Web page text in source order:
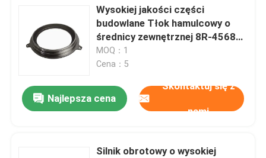
Wysokiej jakości części
budowlane Tłok hamulcowy o
średnicy zewnętrznej 8R-4568
do Caterpillar
MOQ：1
Cena：5
Najlepsza cena
Skontaktuj się z
nami
Silnik obrotowy o wysokiej